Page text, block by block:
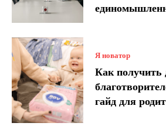
Я новатор
Как получить
гайд для